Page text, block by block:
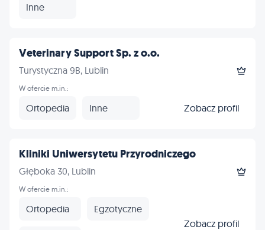
Inne
Veterinary Support Sp. z o.o.
Turystyczna 9B, Lublin
W ofercie m.in.:
Ortopedia Inne Zobacz profil
Kliniki Uniwersytetu Przyrodniczego
Głęboka 30, Lublin
W ofercie m.in.:
Ortopedia Egzotyczne
Zobacz profil